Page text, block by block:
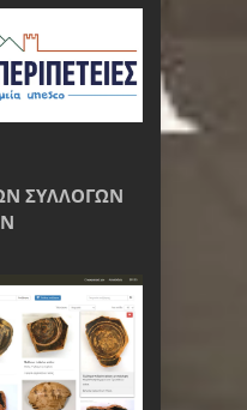
ΣΥΛΛΟΓΏΝ